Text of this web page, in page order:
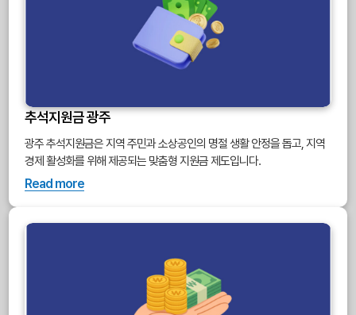
추석지원금 광주
광주 추석지원금은 지역 주민과 소상공인의 명절 생활 안정을 돕고, 지역
경제 활성화를 위해 제공되는 맞춤형 지원금 제도입니다.
Read more